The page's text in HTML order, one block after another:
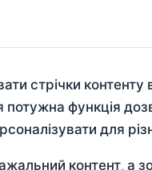
стрічки
функція
для
контент, а